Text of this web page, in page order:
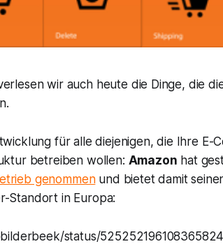
wir auch heute die Dinge, die
für alle diejenigen, die Ihre E-
betreiben wollen: Amazon hat
genommenund bietet damit
Standort in Europa:
status/525252196108365824